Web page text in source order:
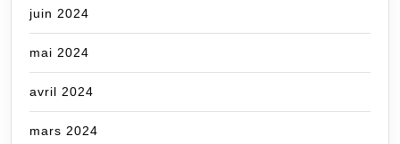
juin 2024
mai 2024
avril 2024
mars 2024